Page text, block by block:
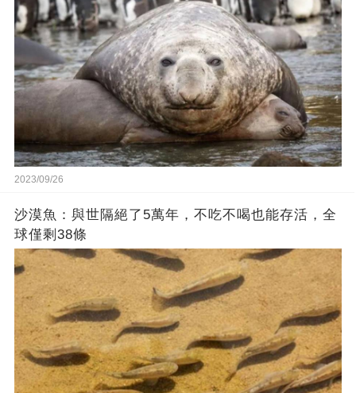
2023/09/26
沙漠魚：與世隔絕了5萬年，不吃不喝也能存活，全
球僅剩38條